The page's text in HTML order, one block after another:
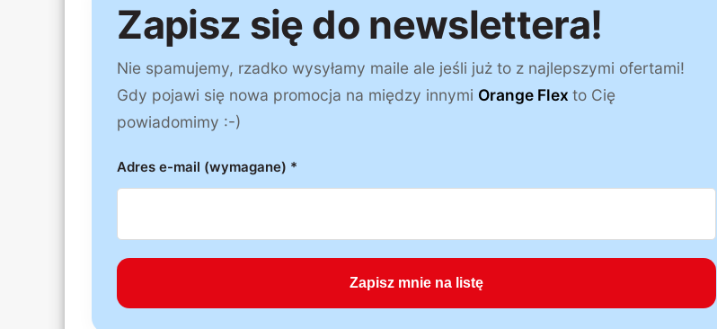
Zapisz się do newslettera!
Nie spamujemy, rzadko wysyłamy maile ale jeśli już to z najlepszymi ofertami!
Gdy pojawi się nowa promocja na między innymi Orange Flexto Cię
powiadomimy :-)
Adres e-mail (wymagane) *